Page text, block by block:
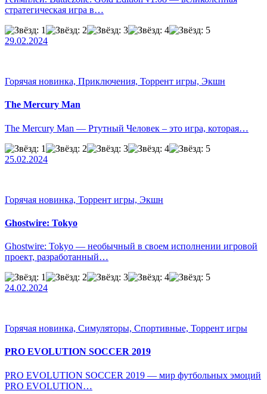
стратегическая игра в…
29.02.2024
Горячая новинка, Приключения, Торрент игры, Экшн
The Mercury Man
The Mercury Man — Ртутный Человек – это игра, которая…
25.02.2024
Горячая новинка, Торрент игры, Экшн
Ghostwire: Tokyo
Ghostwire: Tokyo — необычный в своем исполнении игровой
проект, разработанный…
24.02.2024
Горячая новинка, Симуляторы, Спортивные, Торрент игры
PRO EVOLUTION SOCCER 2019
PRO EVOLUTION SOCCER 2019 — мир футбольных эмоций
PRO EVOLUTION…